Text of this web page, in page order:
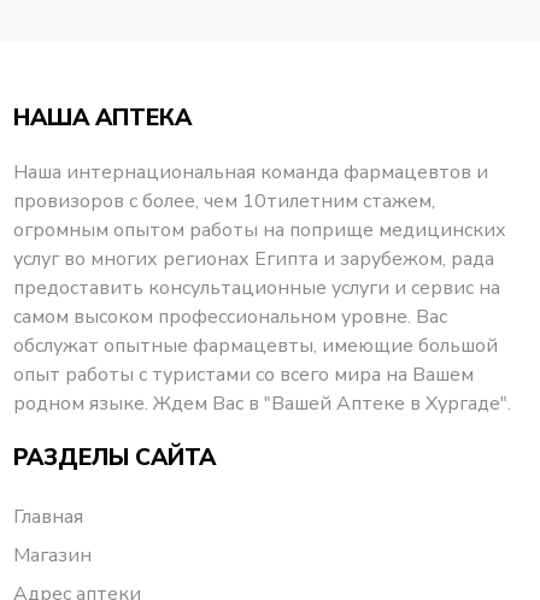
НАША АПТЕКА
Наша интернациональная команда фармацевтов и
провизоров с более, чем 10тилетним стажем,
огромным опытом работы на поприще медицинских
услуг во многих регионах Египта и зарубежом, рада
предоставить консультационные услуги и сервис на
самом высоком профессиональном уровне. Вас
обслужат опытные фармацевты, имеющие большой
опыт работы с туристами со всего мира на Вашем
родном языке. Ждем Вас в "Вашей Аптеке в Хургаде".
РАЗДЕЛЫ САЙТА
Главная
Магазин
Адрес аптеки